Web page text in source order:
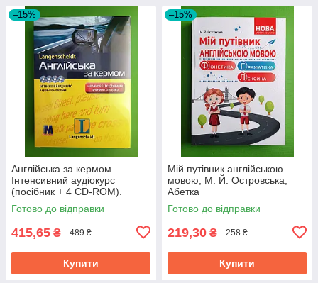
–15%
Англійська за кермом.
Інтенсивний аудіокурс
(посібник + 4 CD-ROM).
Дагмар Вейл. Ірмгард Гінант.
Методика
Готово до відправки
415,65 ₴ 489 ₴
Купити
–15%
Мій путівник англійською
мовою, М. Й. Островська,
Абетка
Готово до відправки
219,30 ₴ 258 ₴
Купити